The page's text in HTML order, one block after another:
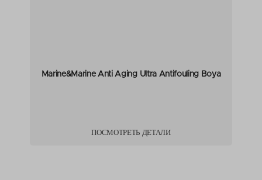
Marine&Marine Anti Aging Ultra Antifouling Boya
ПОСМОТРЕТЬ ДЕТАЛИ